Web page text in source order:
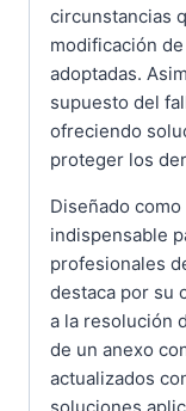
circunstancias
modificación
adoptadas.
supuesto del
ofreciendo
proteger los
Diseñado
indispensable
profesionales
destaca por su
a la resolución
de un anexo
actualizados
soluciones